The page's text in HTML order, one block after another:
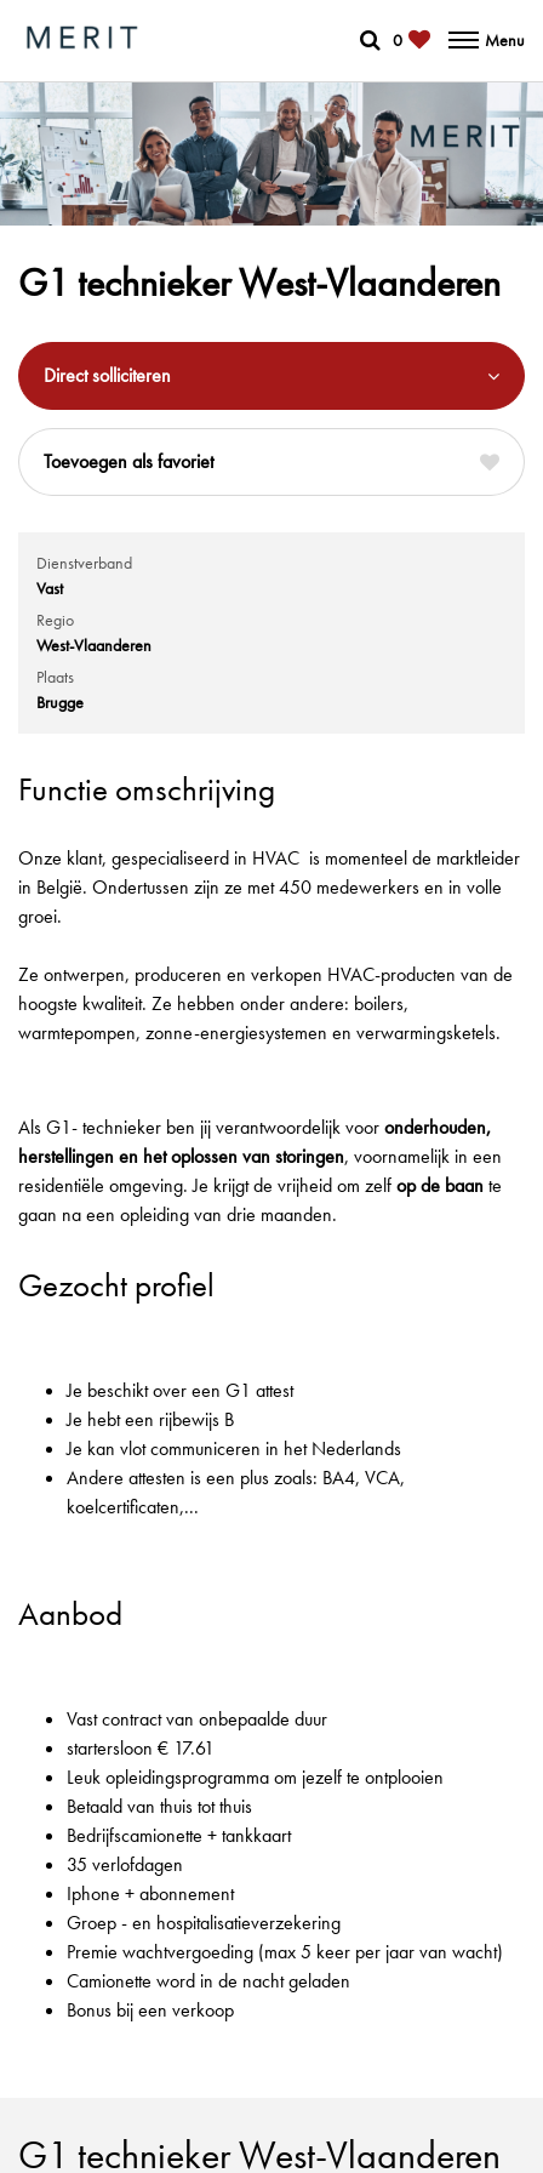
0 Menu
G1 technieker West-Vlaanderen
Direct solliciteren
favoriet
Dienstverband
Vast
Regio
West-Vlaanderen
Plaats
Brugge
Functie omschrijving
Onze klant, gespecialiseerd in HVAC is momenteel de marktleider
in België. Ondertussen zijn ze met 450 medewerkers en in volle
groei.
Ze ontwerpen, produceren en verkopen HVAC-producten van de
hoogste kwaliteit. Ze hebben onder andere: boilers,
warmtepompen, zonne-energiesystemen en verwarmingsketels.
Als G1- technieker ben jij verantwoordelijk vooronderhouden,
herstellingen en het oplossen van storingen, voornamelijk in een
residentiële omgeving. Je krijgt de vrijheid om zelfop de baante
gaan na een opleiding van drie maanden.
Gezocht profiel
Je beschikt over een G1 attest
Je hebt een rijbewijs B
Je kan vlot communiceren in het Nederlands
Andere attesten is een plus zoals: BA4, VCA,
koelcertificaten,...
Aanbod
Vast contract van onbepaalde duur
startersloon € 17.61
Leuk opleidingsprogramma om jezelf te ontplooien
Betaald van thuis tot thuis
Bedrijfscamionette + tankkaart
35 verlofdagen
Iphone + abonnement
Groep - en hospitalisatieverzekering
Premie wachtvergoeding (max 5 keer per jaar van wacht)
Camionette word in de nacht geladen
Bonus bij een verkoop
G1 technieker West-Vlaanderen